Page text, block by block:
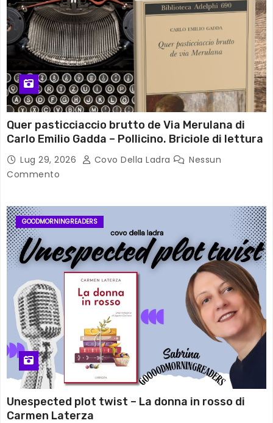
Quer pasticciaccio brutto de Via Merulana di
Carlo Emilio Gadda – Pollicino. Briciole di lettura
Lug 29, 2026 Covo Della Ladra
Nessun
Commento
GOODMORNINGREADERS
Unespected plot twist – La donna in rosso di
Carmen Laterza